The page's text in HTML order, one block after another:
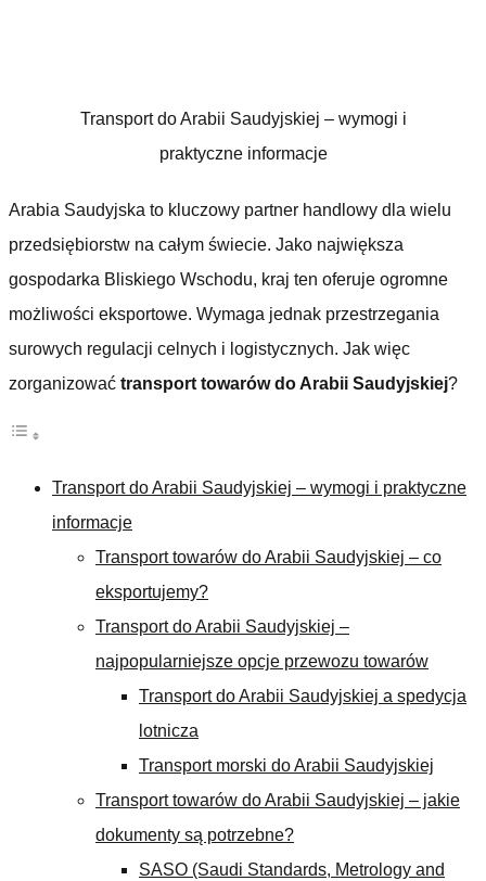
Transport do Arabii Saudyjskiej – wymogi i
praktyczne informacje
Arabia Saudyjska to kluczowy partner handlowy dla wielu
przedsiębiorstw na całym świecie. Jako największa
gospodarka Bliskiego Wschodu, kraj ten oferuje ogromne
możliwości eksportowe. Wymaga jednak przestrzegania
surowych regulacji celnych i logistycznych. Jak więc
zorganizować transport towarów do Arabii Saudyjskiej?
Transport do Arabii Saudyjskiej – wymogi i praktyczne
informacje
Transport towarów do Arabii Saudyjskiej – co
eksportujemy?
Transport do Arabii Saudyjskiej –
najpopularniejsze opcje przewozu towarów
Transport do Arabii Saudyjskiej a spedycja
lotnicza
Transport morski do Arabii Saudyjskiej
Transport towarów do Arabii Saudyjskiej – jakie
dokumenty są potrzebne?
SASO (Saudi Standards, Metrology and
zainteresowania i
podczas
odwiedzania naszej
strony, zwiększasz
szansę na
spersonalizowanych